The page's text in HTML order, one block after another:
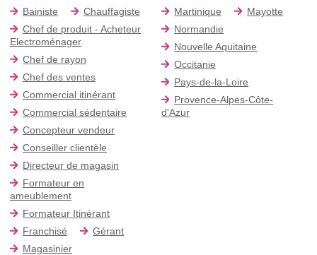
Bainiste
Chauffagiste
Chef de produit - Acheteur
Electroménager
Chef de rayon
Chef des ventes
Commercial itinérant
Commercial sédentaire
Concepteur vendeur
Conseiller clientèle
Directeur de magasin
Formateur en
ameublement
Formateur Itinérant
Franchisé
Gérant
Magasinier
Martinique
Mayotte
Normandie
Nouvelle Aquitaine
Occitanie
Pays-de-la-Loire
Provence-Alpes-Côte-
d'Azur